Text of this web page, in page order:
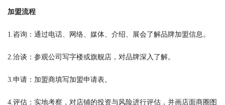
加盟流程
1.咨询：通过电话、网络、媒体、介绍、展会了解品牌加盟信息。
2.洽谈：参观公司写字楼或旗舰店，对品牌深入了解。
3.申请：加盟商填写加盟申请表。
4.评估：实地考察，对店铺的投资与风险进行评估，并画店面商圈图